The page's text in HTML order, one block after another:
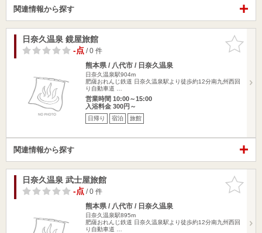
関連情報から探す
お気に入
りに追加
日奈久温泉 鏡屋旅館
-点/ 0 件
熊本県 / 八代市 / 日奈久温泉
日奈久温泉駅904m
肥薩おれんじ鉄道 日奈久温泉駅より徒歩約12分南九州西回
り自動車道 …
営業時間 10:00～15:00
入浴料金 300円～
日帰り 宿泊 旅館
関連情報から探す
お気に入
りに追加
日奈久温泉 武士屋旅館
-点/ 0 件
熊本県 / 八代市 / 日奈久温泉
日奈久温泉駅895m
肥薩おれんじ鉄道 日奈久温泉駅より徒歩約12分南九州西回
り自動車道 …